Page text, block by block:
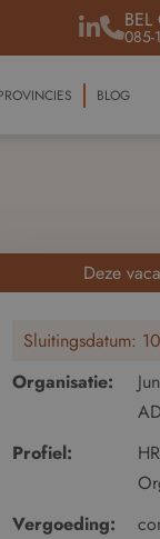
085-
BLOG
Deze
Sluitingsdatum:
Organisatie:
Profiel:
Vergoeding: